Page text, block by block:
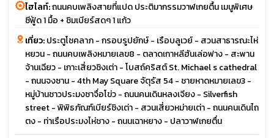
ไฮไลท์:ถนนคบเพลิงสายที่แปด ประติมากรรมวาฬเกยตื้น เมนูพิเศษ
ซีฟู้ด 1 มื้อ + ชิมเบียร์สดๆ 1 แก้ว
เที่ยว:ประตูโชคลาภ - กรอบรูปยักษ์ - เรือบลูเวย์ - สวนสาธารณะไห่
หยวน - ถนนคบเพลิงหมายเลข8 - ตลาดเกาหลีฮันเล่อฟาง - สะพาน
จ้านเฉียว - เกาะเสี่ยวชิงเต่า - โบสถ์คริสต์ St. Michael s cathedral
- ถนนจงซาน - 4th May Square จัตุรัส 54 - ชายหาดหมายเลข3 -
หมู่บ้านชาวประมงซาจื่อโข่ว - ถนนคนเดินหลงเจียง - Silverfish
street - พิพิธภัณฑ์เบียร์ชิงเต่า - สวนเสี่ยวหม่ายเต่า - ถนนคนเดินไถ
ตง - ท่าเรือประมงไห่ชาง - ถนนเฉาหยาง - ปลาวาฬเกยตื่น